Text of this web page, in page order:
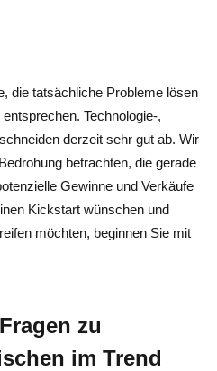
die tatsächliche Probleme lösen
Technologie-,
derzeit sehr gut ab. Wir
betrachten, die gerade
Gewinne und Verkäufe
Kickstart wünschen und
möchten, beginnen Sie mit
zu
im Trend